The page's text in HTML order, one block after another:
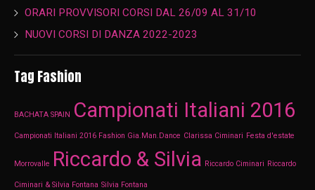
ORARI PROVVISORI CORSI DAL 26/09 AL 31/10
NUOVI CORSI DI DANZA 2022-2023
Tag Fashion
BACHATA SPAIN Campionati Italiani 2016
Campionati Italiani 2016 Fashion Gia.Man.Dance Clarissa Ciminari Festa d'estate
Morrovalle Riccardo & Silvia Riccardo Ciminari Riccardo
Ciminari & Silvia Fontana Silvia Fontana